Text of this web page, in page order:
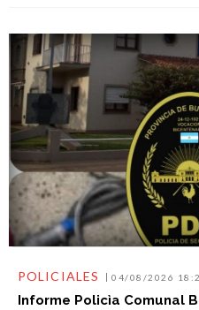
POLICIALES 04/08/2026
Informe Policìa Comunal